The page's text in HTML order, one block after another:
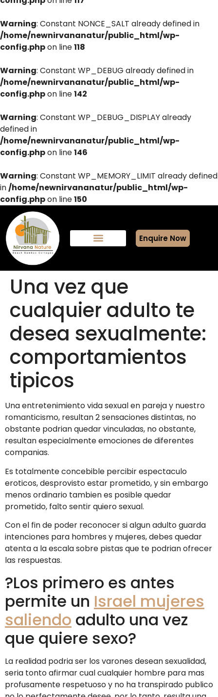
Warning: Constant NONCE_SALT already defined in
/home/newnirvananatur/public_html/wp-
config.phpon line118
Warning: Constant WP_DEBUG already defined in
/home/newnirvananatur/public_html/wp-
config.phpon line142
Warning: Constant WP_DEBUG_DISPLAY already
defined in
/home/newnirvananatur/public_html/wp-
config.phpon line146
Warning: Constant WP_MEMORY_LIMIT already defined
in/home/newnirvananatur/public_html/wp-
config.phpon line150
Enquire Now
Una vez que
cualquier adulto te
desea sexualmente:
comportamientos
tipicos
Una entretenimiento vida sexual en pareja y nuestro
romanticismo, resultan 2 sensaciones distintas, no
obstante podrian quedar vinculadas, no obstante,
resultan especialmente emociones de diferentes
companias.
Es totalmente concebible percibir espectaculo
eroticos, desprovisto estar prometido, y sin embargo
menos ordinario tambien es posible quedar
prometido, falto sentir quiero sexual.
Con el fin de poder reconocer si algun adulto guarda
intenciones para hombres y mujeres, debes quedar
atenta a la escala sobre pistas que te podrian ofrecer
las respuestas.
?Los primero es antes
permite un Israel mujeres
saliendo adulto una vez
que quiere sexo?
La realidad podri­a ser los varones desean sexualidad,
seria tonto afirmar cual cualquier hombre para mas
profusamente respetuoso y no ha transpirado publico